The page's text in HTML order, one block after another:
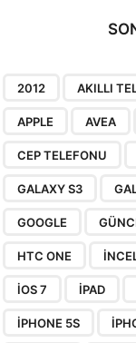
2012 AKILLI
APPLE AVEA
CEP TELEFONU
GALAXY S3
GOOGLE
HTC ONE
IOS 7 IPAD
IPHONE 5S